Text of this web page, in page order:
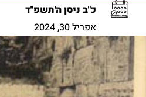
כ"ב ניסן ה'תשפ"ד
אפריל 30, 2024